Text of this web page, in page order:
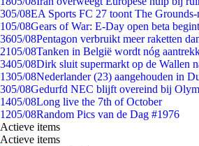
305/08EA Sports FC 27 toont The Grounds-
105/08Gears of War: E-Day open beta
3605/08Pentagon verbruikt meer raketten
2105/08Tanken in België wordt nóg
3405/08Dirk sluit supermarkt op de Wallen
1305/08Nederlander (23) aangehouden in
305/08Gedurfd NEC blijft overeind bij
1405/08Long live the 7th of October
1205/08Random Pics van de Dag #1976
Actieve items
Actieve items